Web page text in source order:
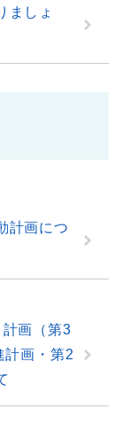
ましょ
計画につ
画（第3
計画・第2